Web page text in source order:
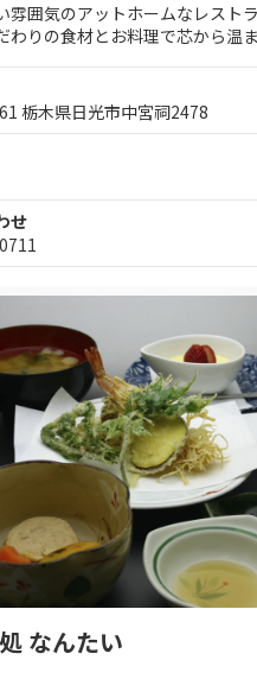
雰囲気のアットホームなレスト
わりの食材とお料理で芯から温ま
栃木県日光市中宮祠2478
せ
なんたい